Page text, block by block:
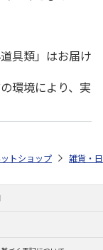
具類」はお届け
環境により、実
らない箸・箸箱セット
トショップ 雑貨・